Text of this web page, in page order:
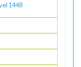
1448